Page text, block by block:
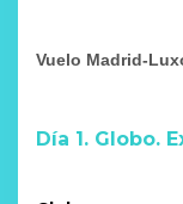
Vuelo Madrid-
Día 1. Globo.